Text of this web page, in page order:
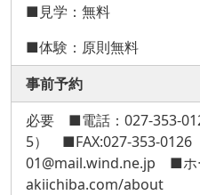
■見学：無料
■体験：原則無料
事前予約
必要 ■電話：027-353-
5） ■FAX:027-353-
01@mail.wind.ne.jp ■ホ
akiichiba.com/about